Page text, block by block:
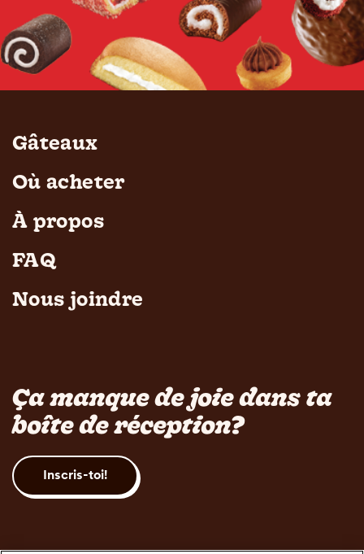
Ça manque de joie dans ta
boîte de réception?
Inscris-toi!
Gâteaux
Où acheter
À propos
FAQ
Nous joindre